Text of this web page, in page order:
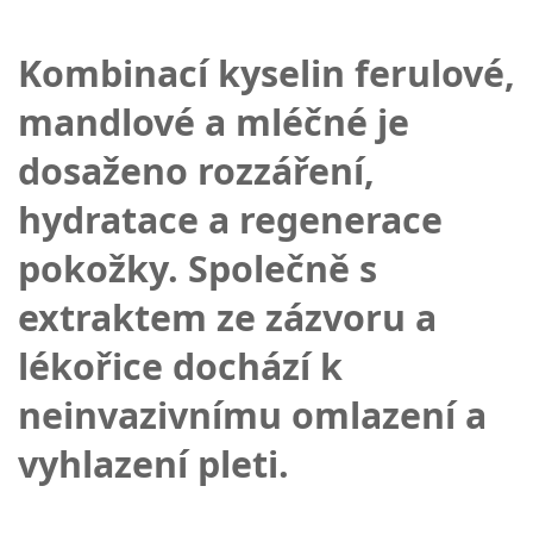
Kombinací kyselin ferulové,
mandlové a mléčné je
dosaženo rozzáření,
hydratace a regenerace
pokožky. Společně s
extraktem ze zázvoru a
lékořice dochází k
neinvazivnímu omlazení a
vyhlazení pleti.